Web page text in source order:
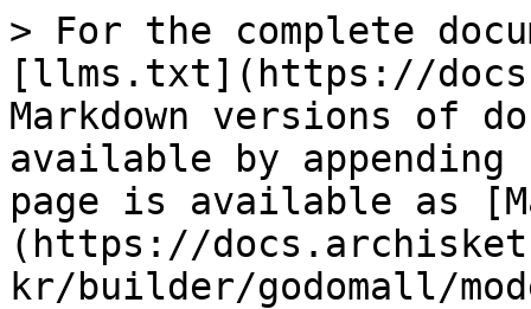
> For the complete
[llms.txt](https://
Markdown versions of
available by
page is available as
(https://
kr/builder/godomall/